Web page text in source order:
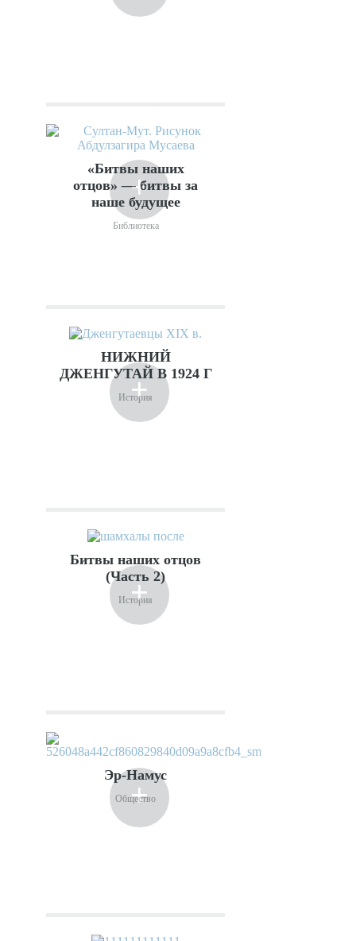
+
«Битвы наших
отцов» — битвы за
наше будущее
Библиотека
+
НИЖНИЙ
ДЖЕНГУТАЙ В 1924 Г
История
+
Битвы наших отцов
(Часть 2)
История
+
Эр-Намус
Общество